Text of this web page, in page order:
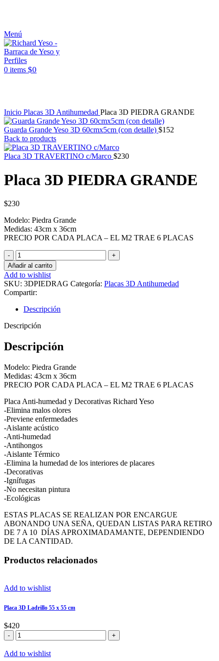
Menú
0 items $0
Inicio Placas 3D Antihumedad Placa 3D PIEDRA GRANDE
Guarda Grande Yeso 3D 60cmx5cm (con detalle) $152
Back to products
Placa 3D TRAVERTINO c/Marco $230
Placa 3D PIEDRA GRANDE
$230
Modelo: Piedra Grande
Medidas: 43cm x 36cm
PRECIO POR CADA PLACA – EL M2 TRAE 6 PLACAS
Placa
3D
PIEDRA
GRANDE
cantidad
Añadir al carrito
Add to wishlist
SKU: 3DPIEDRAG Categoría: Placas 3D Antihumedad
Compartir:
Descripción
Descripción
Descripción
Modelo: Piedra Grande
Medidas: 43cm x 36cm
PRECIO POR CADA PLACA – EL M2 TRAE 6 PLACAS
Placa Anti-humedad y Decorativas Richard Yeso
-Elimina malos olores
-Previene enfermedades
-Aislante acústico
-Anti-humedad
-Antihongos
-Aislante Térmico
-Elimina la humedad de los interiores de placares
-Decorativas
-Ignífugas
-No necesitan pintura
-Ecológicas
ESTAS PLACAS SE REALIZAN POR ENCARGUE
ABONANDO UNA SEÑA, QUEDAN LISTAS PARA RETIRO
DE 7 A 10 DÍAS APROXIMADAMANTE, DEPENDIENDO
DE LA CANTIDAD.
Productos relacionados
Add to wishlist
Placa 3D Ladrillo 55 x 55 cm
$420
Placa
3D
Ladrillo
Add to wishlist